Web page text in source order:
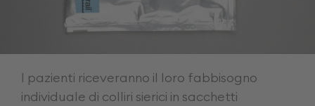
I pazienti riceveranno il loro fabbisogno
individuale di colliri sierici in sacchetti